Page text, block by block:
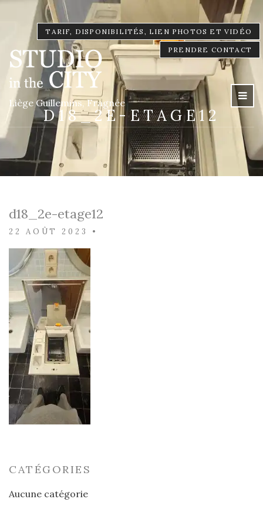
TARIF, DISPONIBILITÉS, LIEN PHOTOS ET VIDÉO
PRENDRE CONTACT
Liège Guillemins, Fragnée
D18_2E-ETAGE12
d18_2e-etage12
22 AOÛT 2023 •
CATÉGORIES
Aucune catégorie